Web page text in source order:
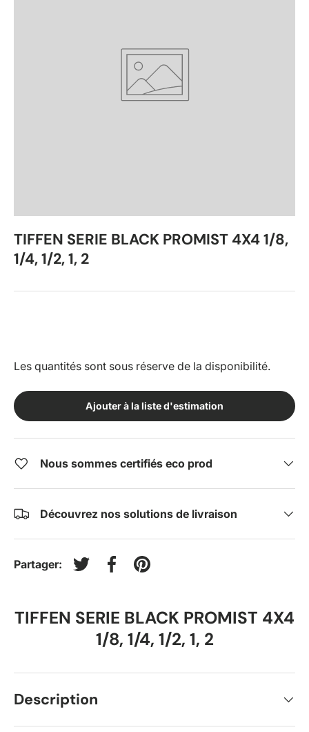
TIFFEN SERIE BLACK PROMIST 4X4 1/8,
1/4, 1/2, 1, 2
Les quantités sont sous réserve de la disponibilité.
Ajouter à la liste d'estimation
Nous sommes certifiés eco prod
Découvrez nos solutions de livraison
Partager:
Tweeter sur Twitter
Partager sur Facebook
Épingler sur Pinterest
TIFFEN SERIE BLACK PROMIST 4X4
1/8, 1/4, 1/2, 1, 2
Description